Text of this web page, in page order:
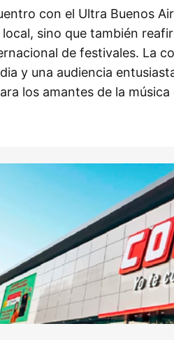
con el Ultra Buenos
sino que también
de festivales. La
y una audiencia
los amantes de la